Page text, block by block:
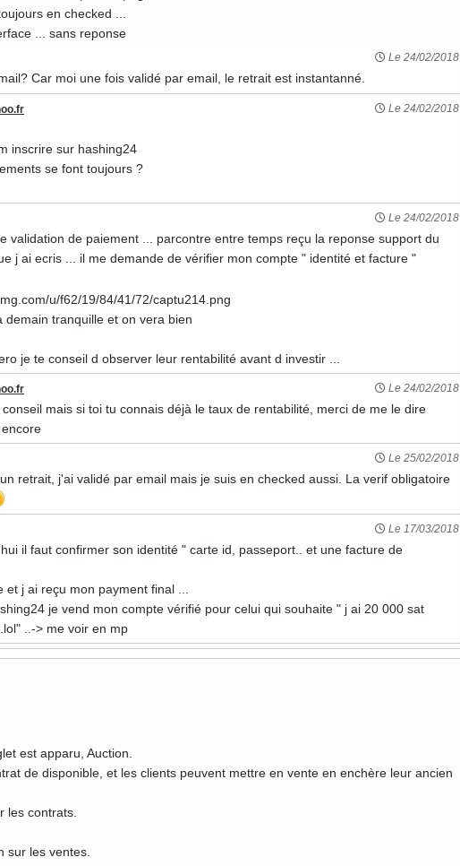
en checked ...
... sans reponse
Le 24/02/2018
Car moi une fois validé par email, le retrait est instantanné.
Le 24/02/2018
inscrire sur hashing24
se font toujours ?
Le 24/02/2018
validation de paiement ... parcontre entre temps reçu la reponse support du
j ai ecris ... il me demande de vérifier mon compte " identité et facture "
demain tranquille et on vera bien
je te conseil d observer leur rentabilité avant d investir ...
Le 24/02/2018
mais si toi tu connais déjà le taux de rentabilité, merci de me le dire
Le 25/02/2018
retrait, j'ai validé par email mais je suis en checked aussi. La verif obligatoire
Le 17/03/2018
il faut confirmer son identité " carte id, passeport.. et une facture de
et j ai reçu mon payment final ...
je vend mon compte vérifié pour celui qui souhaite " j ai 20 000 sat
..-> me voir en mp
est apparu, Auction.
de disponible, et les clients peuvent mettre en vente en enchère leur ancien
les contrats.
sur les ventes.